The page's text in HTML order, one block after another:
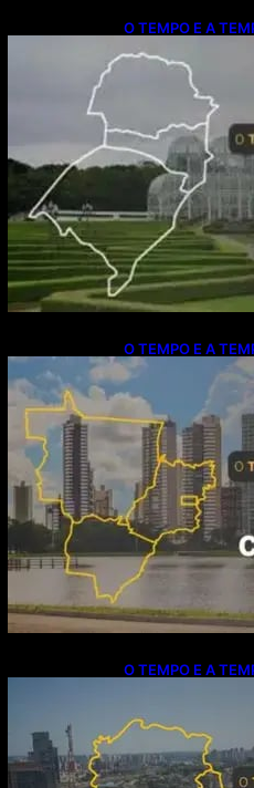
O TEMPO E A
O TEMPO E A
predomina no
O TEMPO E A
possibilidade de